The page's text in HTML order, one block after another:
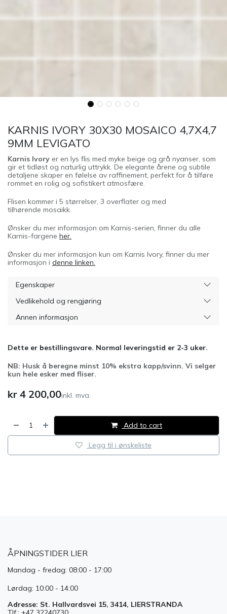
KARNIS IVORY 30X30 MOSAICO 4,7X4,7
9MM LEVIGATO
Karnis Ivory er en lys flis med myke beige og grå nyanser, som
gir et tidløst og naturlig uttrykk. De elegante årene og subtile
detaljene skaper en følelse av raffinement, perfekt for å tilføre
rommet en rolig og sofistikert atmosfære.
Flisen kommer i 5 størrelser, 3 overflater og med
tilhørende mosaikk.
Ønsker du mer informasjon om Karnis-serien, finner du alle
Karnis-fargene her.
Ønsker du mer informasjon kun om Karnis Ivory, finner du mer
informasjon i denne linken.
Egenskaper
Vedlikehold og rengjøring
Annen informasjon
Dette er bestillingsvare. Normal leveringstid er 2-3 uker.
NB: Husk å beregne minst 10% ekstra kapp/svinn. Vi selger
kun hele esker med fliser.
kr 4 200,00inkl. mva.
Add to cart
Legg til i ønskeliste
ÅPNINGSTIDER LIER
Mandag - fredag: 08:00 - 17:00
Lørdag: 10:00 - 14:00
Adresse: St. Hallvardsvei 15, 3414, LIERSTRANDA